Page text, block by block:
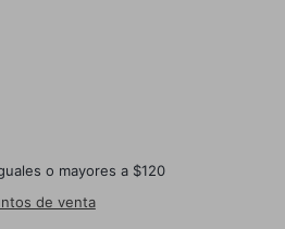
o mayores a $120
de venta